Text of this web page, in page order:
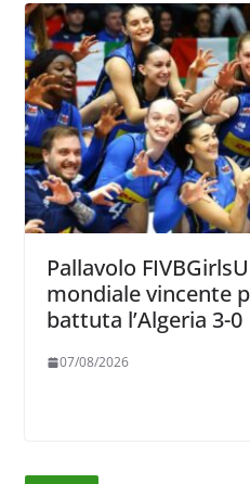
Pallavolo
mondiale vincente
battuta l’Algeria 3-0
07/08/2026